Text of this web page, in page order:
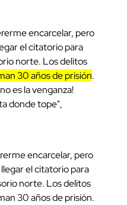
encarcelar, pero
el citatorio para
norte. Los delitos
30 años de prisión.
es la venganza!
donde tope",
encarcelar, pero
el citatorio para
norte. Los delitos
30 años de prisión.